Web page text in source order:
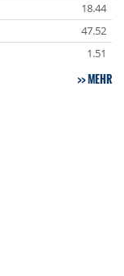
18.44
47.52
1.51
MEHR